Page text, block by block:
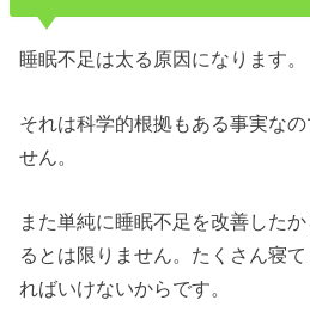
睡眠不足は太る原因になります。
それは科学的根拠もある事実な
せん。
また単純に睡眠不足を改善した
るとは限りません。たくさん寝
ればいけないからです。